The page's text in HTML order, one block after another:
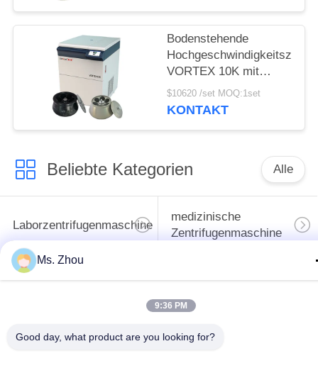
Bodenstehende
VORTEX 10K mit
Winkelrotoren mit
großer Kapazität
$10620 /set MOQ:1set
KONTAKT
Beliebte Kategorien Alle
Laborzentrifugenmaschine
medizinische
Zentrifugenmaschine
PRP PRF-Zentrifuge
Bluttrennungszentrifuge Blutbank-Zentrifuge
Ms. Zhou
9:36 PM
Good day, what product are you looking for?